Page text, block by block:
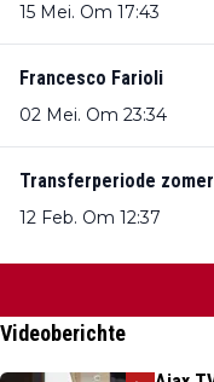
15 Mei. Om 17:43
Francesco Farioli
02 Mei. Om 23:34
Transferperiode
12 Feb. Om 12:37
Videoberichte